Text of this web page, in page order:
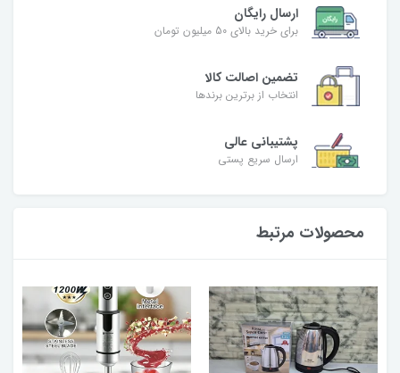
ارسال رایگان
برای خرید بالای 50 میلیون تومان
تضمین اصالت کالا
انتخاب از برترین برندها
پشتیبانی عالی
ارسال سریع پستی
محصولات مرتبط